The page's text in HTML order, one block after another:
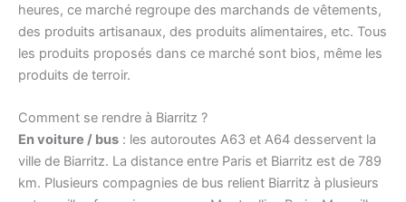
heures, ce marché regroupe des marchands de vêtements,
des produits artisanaux, des produits alimentaires, etc. Tous
les produits proposés dans ce marché sont bios, même les
produits de terroir.
Comment se rendre à Biarritz ?
En voiture / bus : les autoroutes A63 et A64 desservent la
ville de Biarritz. La distance entre Paris et Biarritz est de 789
km. Plusieurs compagnies de bus relient Biarritz à plusieurs